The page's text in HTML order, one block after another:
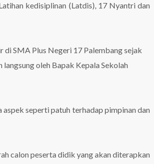
kedisiplinan (Latdis), 17 Nyantri dan
di SMA Plus Negeri 17 Palembang sejak
oleh Bapak Kepala Sekolah
seperti patuh terhadap pimpinan dan
calon peserta didik yang akan diterapkan